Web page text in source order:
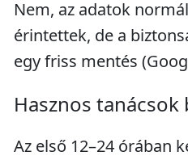
Nem, az adatok
érintettek, de a
egy friss mentés
Hasznos
Az első 12–24 órában